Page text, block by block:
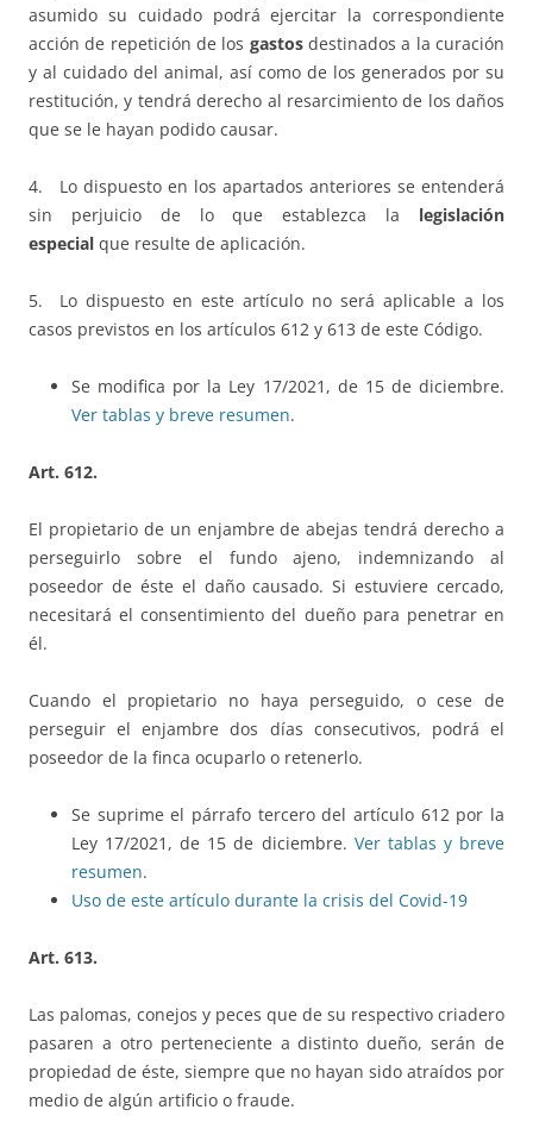
asumido su cuidado podrá ejercitar la correspondiente
acción de repetición de los gastosdestinados a la curación
y al cuidado del animal, así como de los generados por su
restitución, y tendrá derecho al resarcimiento de los daños
que se le hayan podido causar.
4. Lo dispuesto en los apartados anteriores se entenderá
sin perjuicio de lo que establezca la legislación
especial que resulte de aplicación.
5. Lo dispuesto en este artículo no será aplicable a los
casos previstos en los artículos 612 y 613 de este Código.
Se modifica por la Ley 17/2021, de 15 de diciembre.
Ver tablas y breve resumen.
Art. 612.
El propietario de un enjambre de abejas tendrá derecho a
perseguirlo sobre el fundo ajeno, indemnizando al
poseedor de éste el daño causado. Si estuviere cercado,
necesitará el consentimiento del dueño para penetrar en
él.
Cuando el propietario no haya perseguido, o cese de
perseguir el enjambre dos días consecutivos, podrá el
poseedor de la finca ocuparlo o retenerlo.
Se suprime el párrafo tercero del artículo 612 por la
Ley 17/2021, de 15 de diciembre. Ver tablas y breve
resumen.
Uso de este artículo durante la crisis del Covid-19
Art. 613.
Las palomas, conejos y peces que de su respectivo criadero
pasaren a otro perteneciente a distinto dueño, serán de
propiedad de éste, siempre que no hayan sido atraídos por
medio de algún artificio o fraude.